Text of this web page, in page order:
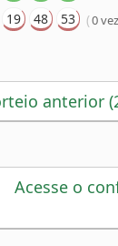
19 48 53 (0 vez
anterior
Acesse o